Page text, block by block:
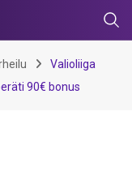
Valioliiga
90€ bonus